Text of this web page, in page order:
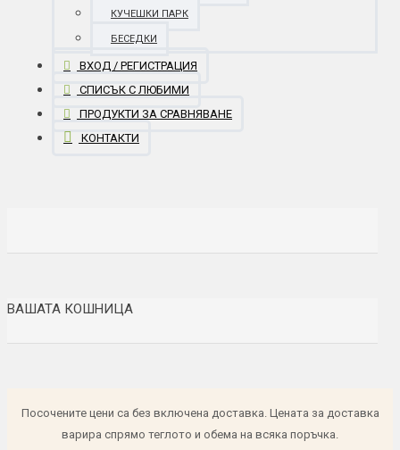
КУЧЕШКИ ПАРК
БЕСЕДКИ
ВХОД / РЕГИСТРАЦИЯ
СПИСЪК С ЛЮБИМИ
ПРОДУКТИ ЗА СРАВНЯВАНЕ
КОНТАКТИ
ВАШАТА КОШНИЦА
Посочените цени са без включена доставка. Цената за доставка
варира спрямо теглото и обема на всяка поръчка.